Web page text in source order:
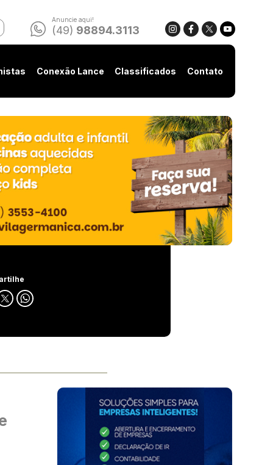
Anuncie aqui!
(49) 98894.3113
Conexão Lance Classificados Contato